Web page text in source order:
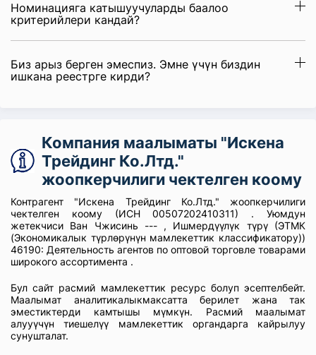
Номинацияга катышуучуларды баалоо
критерийлери кандай?
Биз арыз берген эмеспиз. Эмне үчүн биздин
ишкана реестрге кирди?
Компания маалыматы "Искена
Трейдинг Ко.Лтд."
жоопкерчилиги чектелген коому
Контрагент "Искена Трейдинг Ко.Лтд." жоопкерчилиги
чектелген коому (ИСН 00507202410311) . Уюмдун
жетекчиси Ван Чжисинь --- , Ишмердүүлүк түрү (ЭТМК
(Экономикалык түрлөрүнүн мамлекеттик классификатору))
46190: Деятельность агентов по оптовой торговле товарами
широкого ассортимента .
Бул сайт расмий мамлекеттик ресурс болуп эсептелбейт.
Маалымат аналитикалыкмаксатта берилет жана так
эместиктерди камтышы мүмкүн. Расмий маалымат
алууүчүн тиешелүү мамлекеттик органдарга кайрылуу
сунушталат.